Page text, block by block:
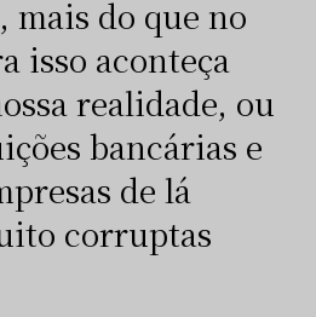
mais do que no
isso aconteça
realidade, ou
bancárias e
de lá
corruptas